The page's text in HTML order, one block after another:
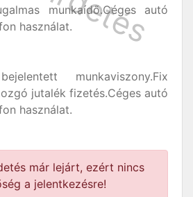
munkaídő.Céges autó
használat.
munkaviszony.Fix
jutalék fizetés.Céges autó
használat.
már lejárt, ezért nincs
a jelentkezésre!